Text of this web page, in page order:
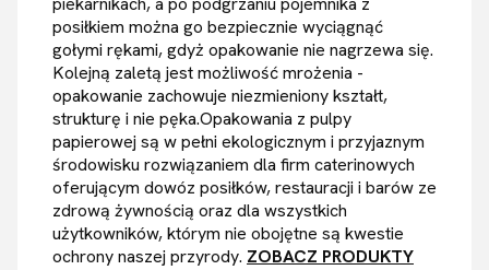
posiłkiem można go bezpiecznie wyciągnąć
gołymi rękami, gdyż opakowanie nie nagrzewa się.
Kolejną zaletą jest możliwość mrożenia -
opakowanie zachowuje niezmieniony kształt,
strukturę i nie pęka.Opakowania z pulpy
papierowej są w pełni ekologicznym i przyjaznym
środowisku rozwiązaniem dla firm caterinowych
oferującym dowóz posiłków, restauracji i barów ze
zdrową żywnością oraz dla wszystkich
użytkowników, którym nie obojętne są kwestie
ochrony naszej przyrody. ZOBACZ PRODUKTY